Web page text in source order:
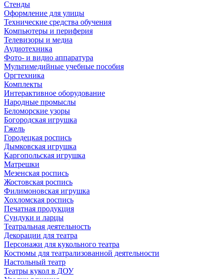
Стенды
Оформление для улицы
Технические средства обучения
Компьютеры и периферия
Телевизоры и медиа
Аудиотехника
Фото- и видио аппаратура
Мультимедийные учебные пособия
Оргтехника
Комплекты
Интерактивное оборудование
Народные промыслы
Беломорские узоры
Богородская игрушка
Гжель
Городецкая роспись
Дымковская игрушка
Каргопольская игрушка
Матрешки
Мезенская роспись
Жостовская роспись
Филимоновская игрушка
Хохломская роспись
Печатная продукция
Сундуки и ларцы
Театральная деятельность
Декорации для театра
Персонажи для кукольного театра
Костюмы для театрализованной деятельности
Настольный театр
Театры кукол в ДОУ